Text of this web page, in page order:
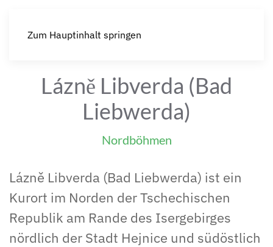
Zum Hauptinhalt springen
Lázně Libverda (Bad
Liebwerda)
Nordböhmen
Lázně Libverda (Bad Liebwerda) ist ein
Kurort im Norden der Tschechischen
Republik am Rande des Isergebirges
nördlich der Stadt Hejnice und südöstlich